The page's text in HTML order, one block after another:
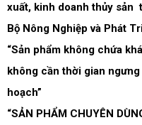
xuất, kinh doanh thủy sản
Bộ Nông Nghiệp và Phát
“Sản phẩm không chứa
không cần thời gian
hoạch”
“SẢN PHẨM CHUYÊN